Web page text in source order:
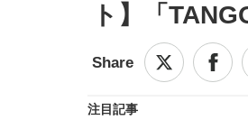
ト】「
注目記事